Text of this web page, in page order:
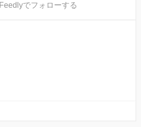
Feedlyでフォローする